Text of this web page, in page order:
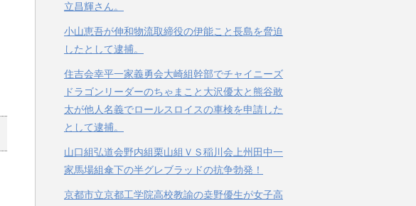
立昌輝さん。
小山恵吾が伸和物流取締役の伊能こと長島を脅迫
したとして逮捕。
住吉会幸平一家義勇会大崎組幹部でチャイニーズ
ドラゴンリーダーのちゃまこと大沢優太と熊谷敢
太が他人名義でロールスロイスの車検を申請した
として逮捕。
山口組弘道会野内組栗山組ＶＳ稲川会上州田中一
家馬場組傘下の半グレブラッドの抗争勃発！
京都市立京都工学院高校教諭の桒野優生が女子高